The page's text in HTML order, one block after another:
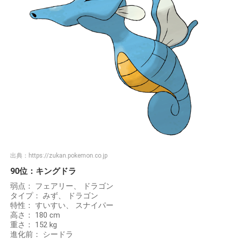
出典： https://zukan.pokemon.co.jp
90位：キングドラ
弱点： フェアリー、 ドラゴン
タイプ： みず、 ドラゴン
特性： すいすい、 スナイパー
高さ： 180 cm
重さ： 152 kg
進化前： シードラ